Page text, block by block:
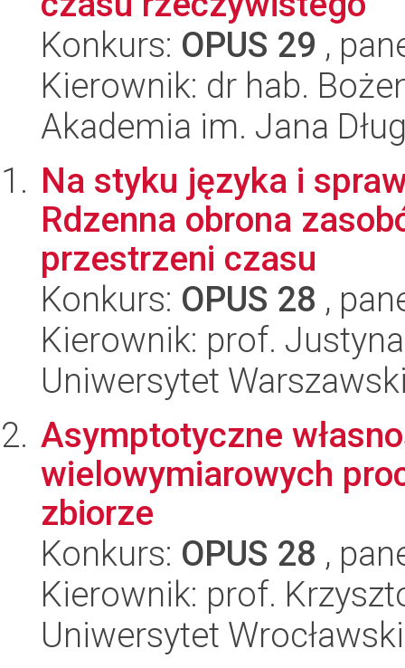
Konkurs: OPUS 29 ,
Kierownik: dr hab.
Akademia im. Jana
Na styku języka i
Rdzenna obrona
przestrzeni czasu
Konkurs: OPUS 28 ,
Kierownik: prof.
Uniwersytet
Asymptotyczne
wielowymiarowych
zbiorze
Konkurs: OPUS 28 ,
Kierownik: prof.
Uniwersytet Wrocławski